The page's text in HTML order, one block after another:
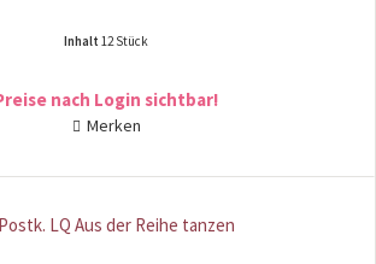
Inhalt12 Stück
nach Login sichtbar!
Merken